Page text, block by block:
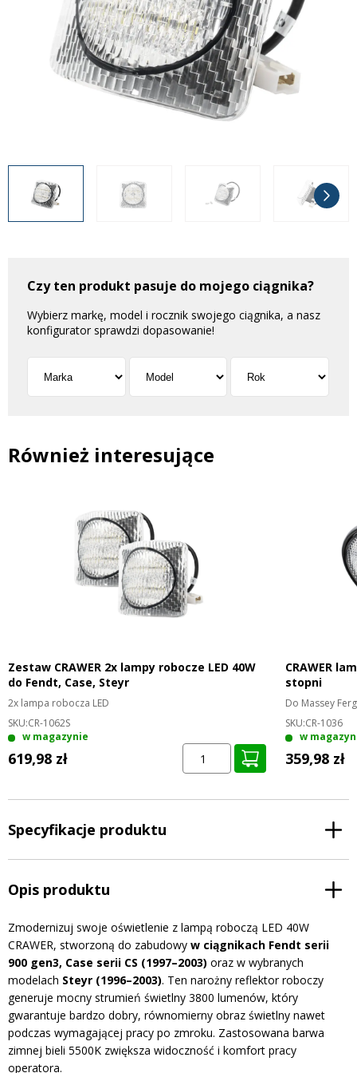
Często zadawane pytania
Kontakt
Bezpłatny projekt oświetlenia
+48 81 884 70 94
Często zadawane pytania
Sprawdź wszystko
Czy ten produkt pasuje do mojego ciągnika?
Wybierz markę, model i rocznik swojego ciągnika, a nasz
konfigurator sprawdzi dopasowanie!
Również interesujące
Zestaw CRAWER 2x lampy robocze LED 40W
do Fendt, Case, Steyr
2x lampa robocza LED
SKU:CR-1062S
w magazynie
619,98 zł
CRAWER
stopni
Do Massey
SKU:CR-1036
w
359,98 zł
Specyfikacje produktu
Opis produktu
Zmodernizuj swoje oświetlenie z lampą roboczą LED 40W
CRAWER, stworzoną do zabudowy w ciągnikach Fendt serii
900 gen3, Case serii CS (1997–2003) oraz w wybranych
modelach Steyr (1996–2003). Ten narożny reflektor roboczy
generuje mocny strumień świetlny 3800 lumenów, który
gwarantuje bardzo dobry, równomierny obraz świetlny nawet
podczas wymagającej pracy po zmroku. Zastosowana barwa
zimnej bieli 5500K zwiększa widoczność i komfort pracy
operatora.